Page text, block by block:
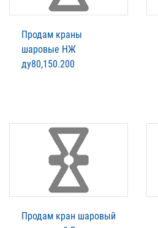
Продам краны
шаровые НЖ
ду80,150.200
Продам кран шаровый